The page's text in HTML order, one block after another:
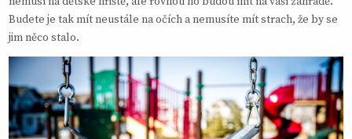
Budete je tak mít neustále na očích a nemusíte mít strach, že by se
jim něco stalo.